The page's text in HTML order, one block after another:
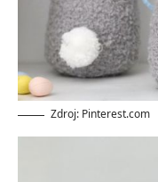
Zdroj: Pinterest.com